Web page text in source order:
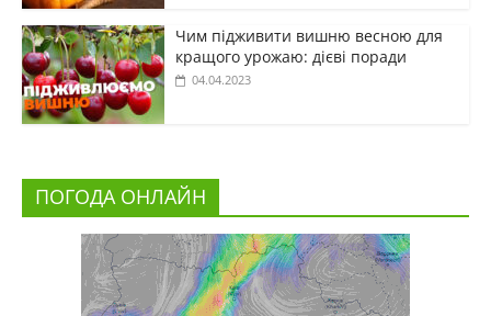
Чим підживити вишню весною для
кращого урожаю: дієві поради
04.04.2023
ПОГОДА ОНЛАЙН